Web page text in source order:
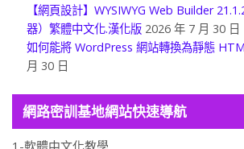
【網頁設計】WYSIWYG Web Builder
器）繁體中文化.漢化版 2026 年 7 月 30 日
如何能將 WordPress 網站轉換為靜態
月 30 日
網路密訓基地網站快速導航
1-軟體中文化教學